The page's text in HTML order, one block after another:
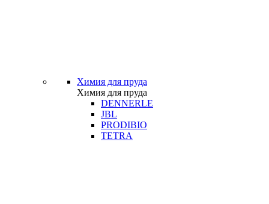
Химия для пруда
Химия для пруда
DENNERLE
JBL
PRODIBIO
TETRA